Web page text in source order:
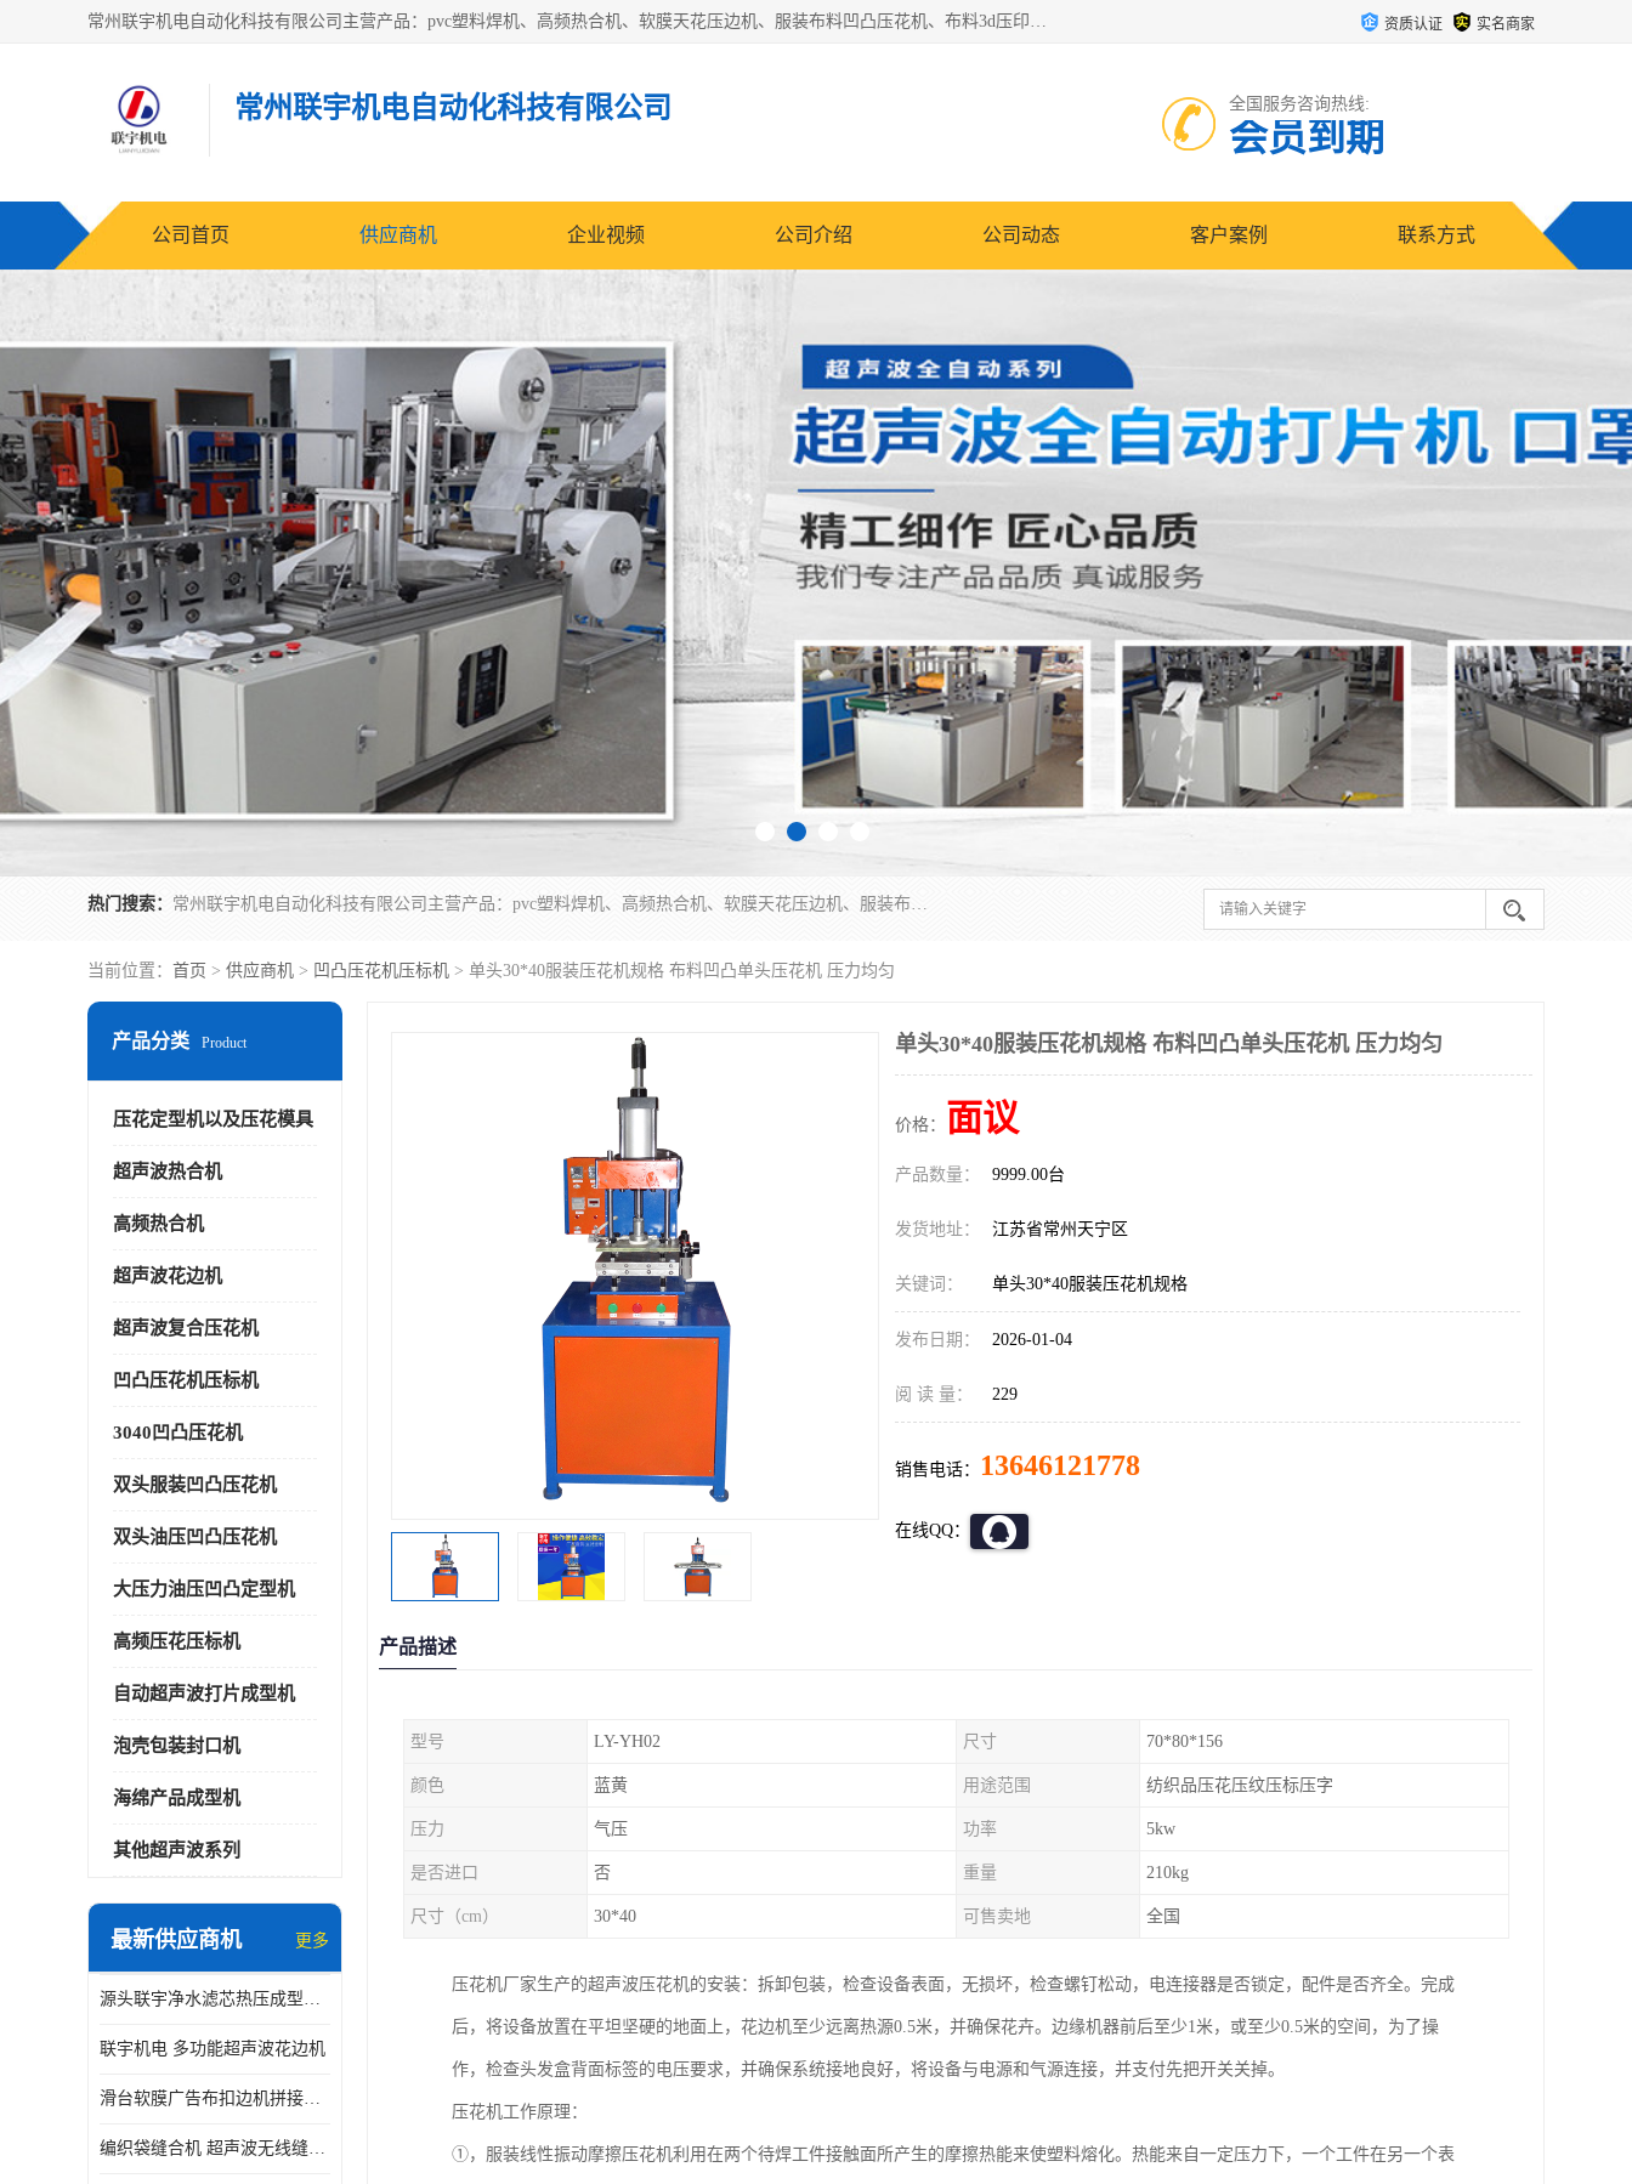
常州联宇机电自动化科技有限公司主营产品：pvc塑料焊机、高频热合机、软膜天花压边机、服装布料凹凸压花机、布料3d压印设备、服装植胶设备、超声波布料花边机、无纺布热合机、全自动压花机。 资质认证 实名商家
常州联宇机电自动化科技有限公司 全国服务咨询热线:
会员到期
公司首页 供应商机 企业视频 公司介绍 公司动态 客户案例 联系方式
热门搜索： 常州联宇机电自动化科技有限公司主营产品：pvc塑料焊机、高频热合机、软膜天花压边机、服装布料凹凸压花机、布料3d压印设备、服装植胶设备、超声波布料花边机、无纺布热合机、全自动压花机。
当前位置： 首页 > 供应商机 > 凹凸压花机压标机 > 单头30*40服装压花机规格 布料凹凸单头压花机 压力均匀
产品分类 Product
压花定型机以及压花模具
超声波热合机
高频热合机
超声波花边机
超声波复合压花机
凹凸压花机压标机
3040凹凸压花机
双头服装凹凸压花机
双头油压凹凸压花机
大压力油压凹凸定型机
高频压花压标机
自动超声波打片成型机
泡壳包装封口机
海绵产品成型机
其他超声波系列
最新供应商机 更多
源头联宇净水滤芯热压成型机器 超声波大功率封边机
联宇机电 多功能超声波花边机
滑台软膜广告布扣边机拼接机用于焊接热合拼接作用
编织袋缝合机 超声波无线缝合机 厂家现货供应
单头30*40服装压花机规格 布料凹凸单头压花机 压力均匀
价格： 面议
产品数量： 9999.00台
发货地址： 江苏省常州天宁区
关键词： 单头30*40服装压花机规格
发布日期： 2026-01-04
阅 读 量： 229
销售电话： 13646121778
在线QQ：
产品描述
型号 LY-YH02 尺寸 70*80*156
颜色 蓝黄 用途范围 纺织品压花压纹压标压字
压力 气压 功率 5kw
是否进口 否 重量 210kg
尺寸（cm） 30*40 可售卖地 全国
压花机厂家生产的超声波压花机的安装：拆卸包装，检查设备表面，无损坏，检查螺钉松动，电连接器是否锁定，配件是否齐全。完成
后，将设备放置在平坦坚硬的地面上，花边机至少远离热源0.5米，并确保花卉。边缘机器前后至少1米，或至少0.5米的空间，为了操
作，检查头发盒背面标签的电压要求，并确保系统接地良好，将设备与电源和气源连接，并支付先把开关关掉。
压花机工作原理：
①，服装线性振动摩擦压花机利用在两个待焊工件接触面所产生的摩擦热能来使塑料熔化。热能来自一定压力下，一个工件在另一个表